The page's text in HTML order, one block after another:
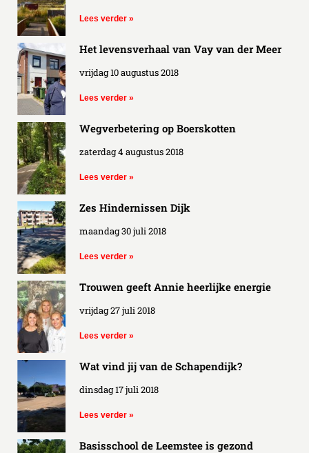
Lees verder »
Het levensverhaal van Vay van der Meer
vrijdag 10 augustus 2018
Lees verder »
Wegverbetering op Boerskotten
zaterdag 4 augustus 2018
Lees verder »
Zes Hindernissen Dijk
maandag 30 juli 2018
Lees verder »
Trouwen geeft Annie heerlijke energie
vrijdag 27 juli 2018
Lees verder »
Wat vind jij van de Schapendijk?
dinsdag 17 juli 2018
Lees verder »
Basisschool de Leemstee is gezond